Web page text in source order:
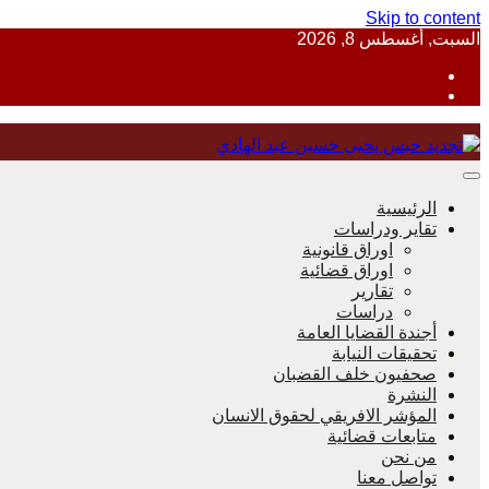
Skip to content
السبت, أغسطس 8, 2026
منظمة حقوقية مصرية تدافع عن حقوق الانسان
الرئيسية
تقاير ودراسات
اوراق قانونية
اوراق قضائية
تقارير
دراسات
أجندة القضايا العامة
تحقيقات النيابة
صحفيون خلف القضبان
النشرة
المؤشر الافريقي لحقوق الانسان
متابعات قضائية
من نحن
تواصل معنا